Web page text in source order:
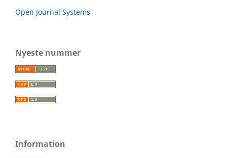
Open Journal Systems
Nyeste nummer
Information